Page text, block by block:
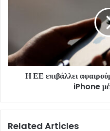
Η ΕΕ επιβάλλει
iPhone
Related Articles